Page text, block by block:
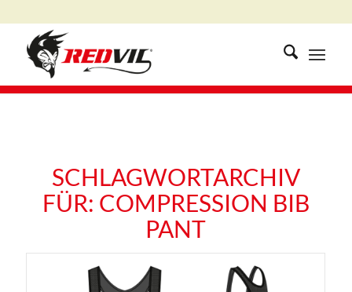
SCHLAGWORTARCHIV
FÜR: COMPRESSION BIB
PANT